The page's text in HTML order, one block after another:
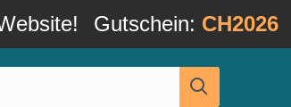
Gutschein: CH2026